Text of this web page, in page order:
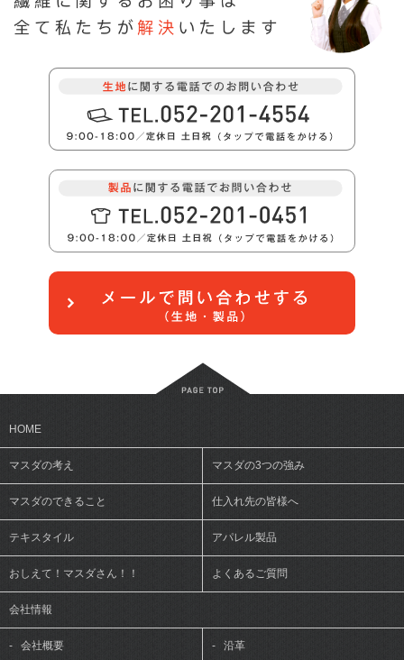
HOME
マスダの考え マスダの3つの強み
マスダのできること 仕入れ先の皆様へ
テキスタイル アパレル製品
おしえて！マスダさん！！ よくあるご質問
会社情報
- 会社概要 - 沿革